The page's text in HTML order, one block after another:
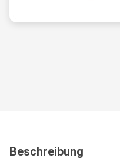
Beschreibung